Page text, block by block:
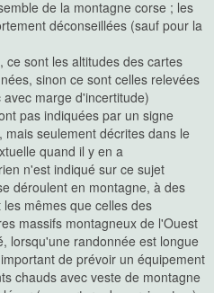
de la montagne corse ; les
déconseillées (sauf pour la
ce sont les altitudes des cartes
sinon ce sont celles relevées
marge d'incertitude)
pas indiquées par un signe
seulement décrites dans le
quand il y en a
n'est indiqué sur ce sujet
déroulent en montagne, à des
mêmes que celles des
massifs montagneux de l'Ouest
lorsqu'une randonnée est longue
de prévoir un équipement
chauds avec veste de montagne